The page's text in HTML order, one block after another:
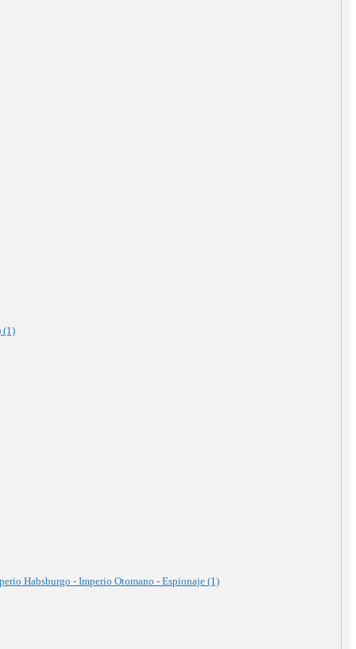
(1)
Habsburgo - Imperio Otomano - Espionaje (1)